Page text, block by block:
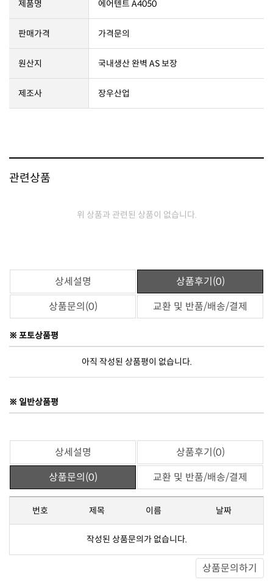
제품명 에어텐트 A4050
판매가격 가격문의
원산지 국내생산 완벽 AS 보장
제조사 장우산업
관련상품
위 상품과 관련된 상품이 없습니다.
상세설명
상품후기(0)
상품문의(0)
교환 및 반품/배송/결제
※ 포토상품평
아직 작성된 상품평이 없습니다.
※ 일반상품평
상세설명
상품후기(0)
상품문의(0)
교환 및 반품/배송/결제
번호 제목 이름 날짜
작성된 상품문의가 없습니다.
상품문의하기